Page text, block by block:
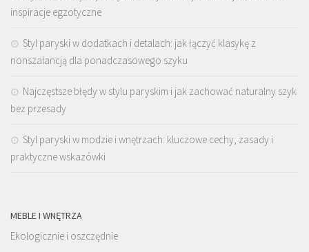
inspiracje egzotyczne
Styl paryski w dodatkach i detalach: jak łączyć klasykę z
nonszalancją dla ponadczasowego szyku
Najczęstsze błędy w stylu paryskim i jak zachować naturalny szyk
bez przesady
Styl paryski w modzie i wnętrzach: kluczowe cechy, zasady i
praktyczne wskazówki
MEBLE I WNĘTRZA
Ekologicznie i oszczędnie